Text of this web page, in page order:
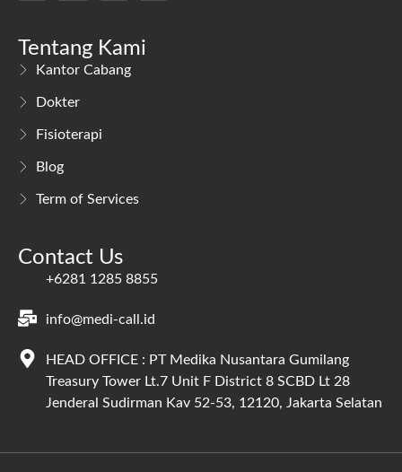
Tentang Kami
Kantor Cabang
Dokter
Fisioterapi
Blog
Term of Services
Contact Us
+6281 1285 8855
info@medi-call.id
HEAD OFFICE : PT Medika Nusantara Gumilang
Treasury Tower Lt.7 Unit F District 8 SCBD Lt 28
Jenderal Sudirman Kav 52-53, 12120, Jakarta Selatan